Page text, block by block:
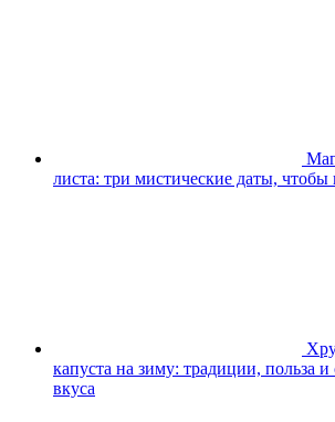
листа: три мистические даты,
капуста на зиму: традиции, польза и
вкуса